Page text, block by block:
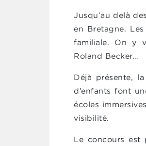
Jusqu’au delà
en Bretagne.
familiale. On y
Roland Becker…
Déjà présente,
d’enfants font
écoles
visibilité.
Le concours est